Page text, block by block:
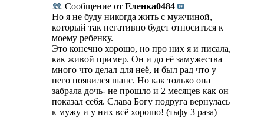
Сообщение от Еленка0484
Но я не буду никогда жить с мужчиной,
который так негативно будет относиться к
моему ребенку.
Это конечно хорошо, но про них я и писала,
как живой пример. Он и до её замужества
много что делал для неё, и был рад что у
него появился шанс. Но как только она
забрала дочь- не прошло и 2 месяцев как он
показал себя. Слава Богу подруга вернулась
к мужу и у них всё хорошо! (тьфу 3 раза)